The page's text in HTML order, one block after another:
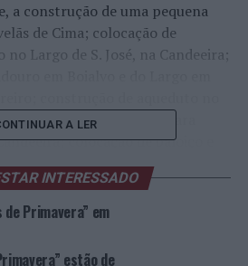
a construção de uma pequena
de Cima; colocação de
Largo de S. José, na Candeeira;
aquisição de toldo para
colocação de baloiço e
do edifício sede da Junta de
mesas e bancos para os
A LER
INTERESSADO
Primavera” em
estão de